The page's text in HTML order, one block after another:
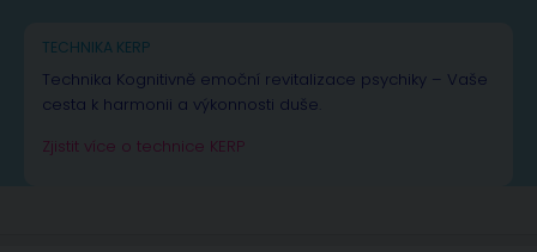
TECHNIKA KERP
Technika Kognitivně emoční revitalizace psychiky – Vaše
cesta k harmonii a výkonnosti duše.
Zjistit více o technice KERP